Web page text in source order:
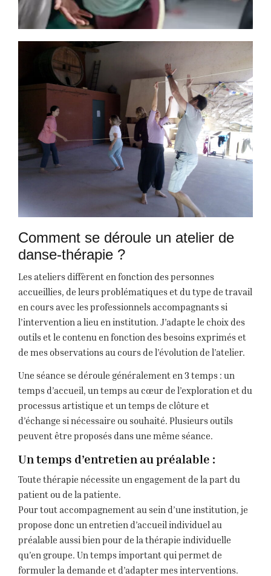
Comment se déroule un atelier de
danse-thérapie ?
Les ateliers diffèrent en fonction des personnes
accueillies, de leurs problématiques et du type de travail
en cours avec les professionnels accompagnants si
l’intervention a lieu en institution. J’adapte le choix des
outils et le contenu en fonction des besoins exprimés et
de mes observations au cours de l’évolution de l’atelier.
Une séance se déroule généralement en 3 temps : un
temps d’accueil, un temps au cœur de l’exploration et du
processus artistique et un temps de clôture et
d’échange si nécessaire ou souhaité. Plusieurs outils
peuvent être proposés dans une même séance.
Un temps d’entretien au préalable :
Toute thérapie nécessite un engagement de la part du
patient ou de la patiente.
Pour tout accompagnement au sein d’une institution, je
propose donc un entretien d’accueil individuel au
préalable aussi bien pour de la thérapie individuelle
qu’en groupe. Un temps important qui permet de
formuler la demande et d’adapter mes interventions.